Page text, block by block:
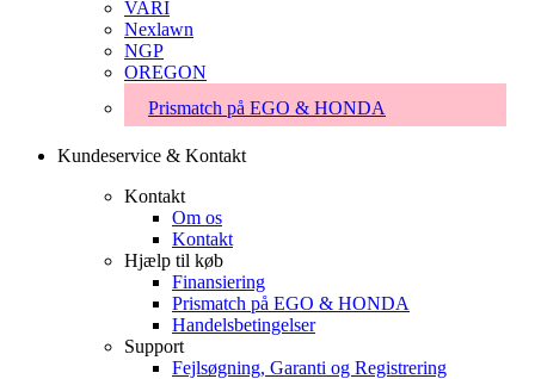
VARI
Nexlawn
NGP
OREGON
Prismatch på EGO & HONDA
Kundeservice & Kontakt
Kontakt
Om os
Kontakt
Hjælp til køb
Finansiering
Prismatch på EGO & HONDA
Handelsbetingelser
Support
Fejlsøgning, Garanti og Registrering